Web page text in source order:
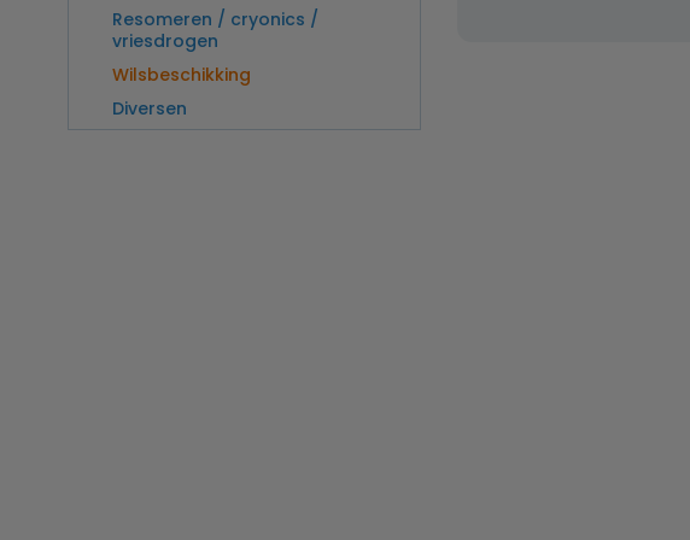
Resomeren / cryonics /
vriesdrogen
Wilsbeschikking
Diversen